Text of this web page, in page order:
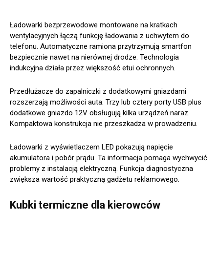
Ładowarki bezprzewodowe montowane na kratkach
wentylacyjnych łączą funkcję ładowania z uchwytem do
telefonu. Automatyczne ramiona przytrzymują smartfon
bezpiecznie nawet na nierównej drodze. Technologia
indukcyjna działa przez większość etui ochronnych.
Przedłużacze do zapalniczki z dodatkowymi gniazdami
rozszerzają możliwości auta. Trzy lub cztery porty USB plus
dodatkowe gniazdo 12V obsługują kilka urządzeń naraz.
Kompaktowa konstrukcja nie przeszkadza w prowadzeniu.
Ładowarki z wyświetlaczem LED pokazują napięcie
akumulatora i pobór prądu. Ta informacja pomaga wychwycić
problemy z instalacją elektryczną. Funkcja diagnostyczna
zwiększa wartość praktyczną gadżetu reklamowego.
Kubki termiczne dla kierowców